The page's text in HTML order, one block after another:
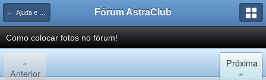
← Ajuda e Suporte Fórum AstraClub
Como colocar fotos no fórum!
«
Anterior
Próxima
»